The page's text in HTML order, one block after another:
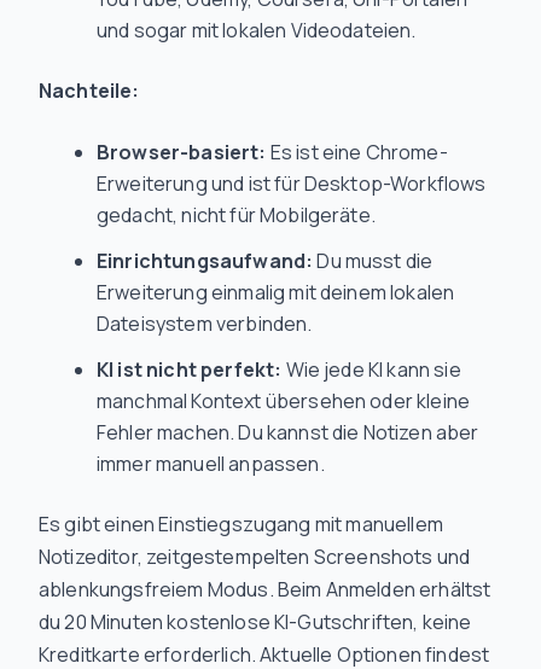
und sogar mit lokalen Videodateien.
Nachteile:
Browser-basiert: Es ist eine Chrome-
Erweiterung und ist für Desktop-Workflows
gedacht, nicht für Mobilgeräte.
Einrichtungsaufwand: Du musst die
Erweiterung einmalig mit deinem lokalen
Dateisystem verbinden.
KI ist nicht perfekt: Wie jede KI kann sie
manchmal Kontext übersehen oder kleine
Fehler machen. Du kannst die Notizen aber
immer manuell anpassen.
Es gibt einen Einstiegszugang mit manuellem
Notizeditor, zeitgestempelten Screenshots und
ablenkungsfreiem Modus. Beim Anmelden erhältst
du 20 Minuten kostenlose KI-Gutschriften, keine
Kreditkarte erforderlich. Aktuelle Optionen findest